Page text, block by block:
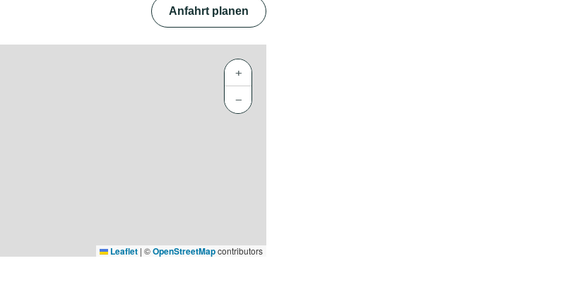
Anfahrt planen
+
−
Leaflet | ©OpenStreetMapcontributors